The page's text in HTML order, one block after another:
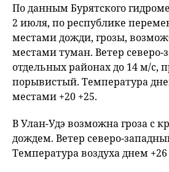
По данным Бурятского
2 июля, по республике
местами дожди, грозы,
местами туман. Ветер северо-
отдельных районах до 14 м/с,
порывистый. Температура
местами +20 +25.
В Улан-Удэ возможна гроза с
дождем. Ветер северо-
Температура воздуха днем +26